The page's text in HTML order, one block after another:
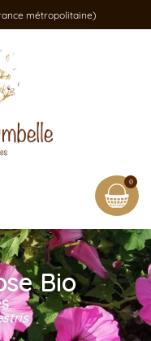
métropolitaine)
0
Bio